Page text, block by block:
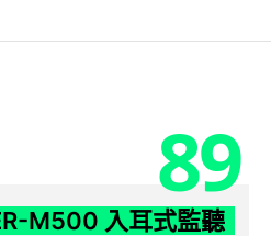
89
M500 入耳式監聽